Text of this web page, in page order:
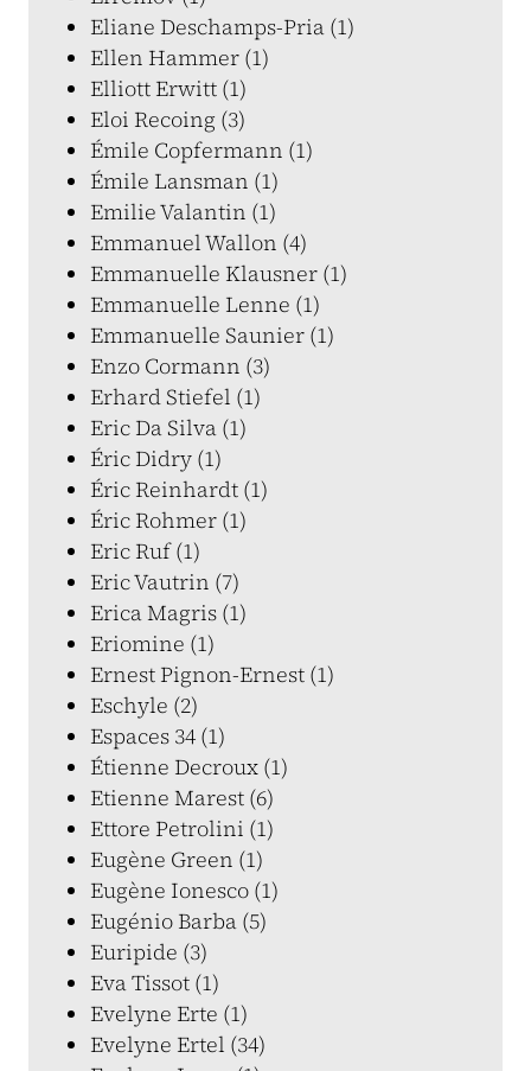
Eliane Deschamps-Pria (1)
Ellen Hammer (1)
Elliott Erwitt (1)
Eloi Recoing (3)
Émile Copfermann (1)
Émile Lansman (1)
Emilie Valantin (1)
Emmanuel Wallon (4)
Emmanuelle Klausner (1)
Emmanuelle Lenne (1)
Emmanuelle Saunier (1)
Enzo Cormann (3)
Erhard Stiefel (1)
Eric Da Silva (1)
Éric Didry (1)
Éric Reinhardt (1)
Éric Rohmer (1)
Eric Ruf (1)
Eric Vautrin (7)
Erica Magris (1)
Eriomine (1)
Ernest Pignon-Ernest (1)
Eschyle (2)
Espaces 34 (1)
Étienne Decroux (1)
Etienne Marest (6)
Ettore Petrolini (1)
Eugène Green (1)
Eugène Ionesco (1)
Eugénio Barba (5)
Euripide (3)
Eva Tissot (1)
Evelyne Erte (1)
Evelyne Ertel (34)